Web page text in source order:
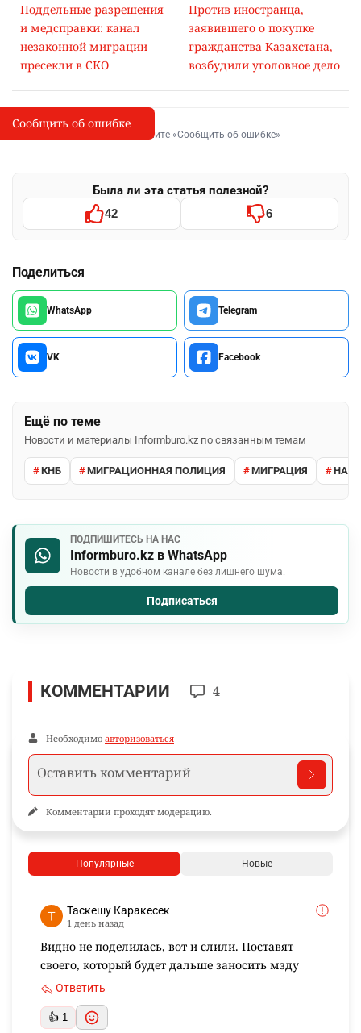
Поддельные разрешения
и медсправки: канал
незаконной миграции
пресекли в СКО
Против иностранца,
заявившего о покупке
гражданства Казахстана,
возбудили уголовное дело
I
Сообщить об опечатке
Выделите фрагмент и нажмите «Сообщить об ошибке»
Была ли эта статья полезной?
42 6
Поделиться
WhatsApp Telegram
VK Facebook
Ещё по теме
Новости и материалы Informburo.kz по связанным темам
КНБ МИГРАЦИОННАЯ ПОЛИЦИЯ МИГРАЦИЯ
ПОДПИШИТЕСЬ НА НАС
Informburo.kz в WhatsApp
Новости в удобном канале без лишнего шума.
Подписаться
Сообщить об ошибке
КОММЕНТАРИИ 4
Необходимо авторизоваться
Комментарии проходят модерацию.
Популярные Новые
Таскешу Каракесек
1 день назад
Видно не поделилась, вот и слили. Поставят
своего, который будет дальше заносить мзду
Ответить
👍 1